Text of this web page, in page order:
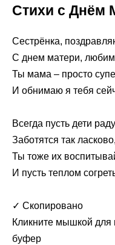
Стихи с Днём
Сестрёнка,
С днем матери,
Ты мама – просто
И обнимаю я тебя
Всегда пусть дети
Заботятся так
Ты тоже их
И пусть теплом
✓ Скопировано
Кликните мышкой для
буфер